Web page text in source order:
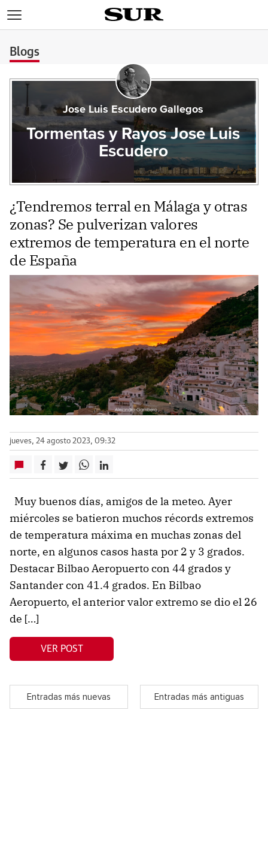
Blogs
Jose Luis Escudero Gallegos
Tormentas y Rayos Jose Luis
Escudero
¿Tendremos terral en Málaga y otras
zonas? Se pulverizan valores
extremos de temperatura en el norte
de España
jueves, 24 agosto 2023, 09:32
Muy buenos días, amigos de la meteo. Ayer
miércoles se batieron muchos récords extremos
de temperatura máxima en muchas zonas del
norte, en algunos casos hasta por 2 y 3 grados.
Destacar Bilbao Aeropuerto con 44 grados y
Santander con 41.4 grados. En Bilbao
Aeropuerto, el anterior valor extremo se dio el 26
de […]
VER POST
Entradas más nuevas Entradas más antiguas